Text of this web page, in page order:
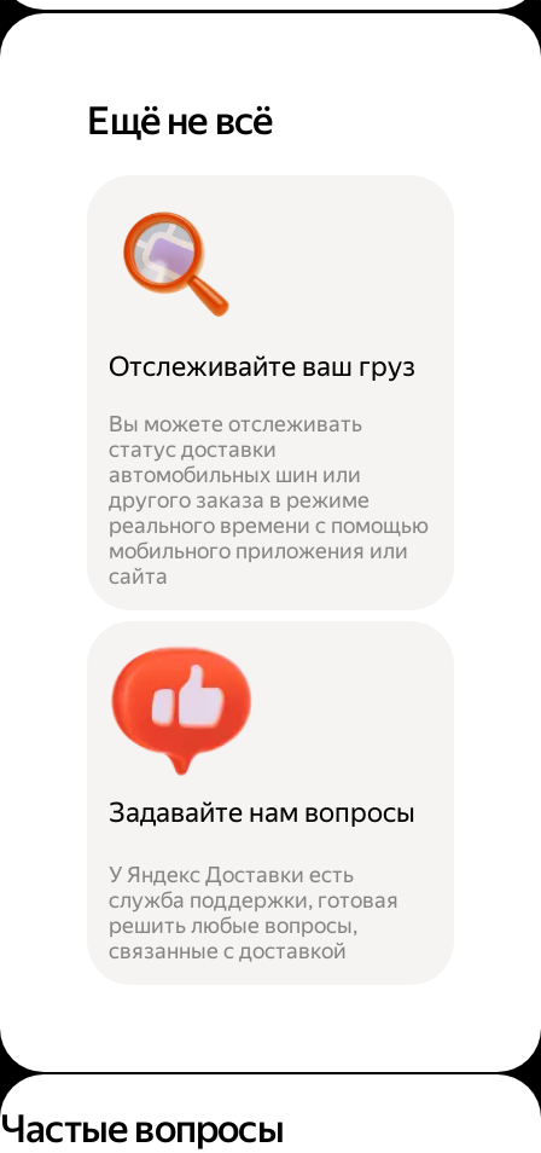
Ещё не всё
Отслеживайте ваш груз
Вы можете отслеживать
статус доставки
автомобильных шин или
другого заказа в режиме
реального времени с помощью
мобильного приложения или
сайта
Задавайте нам вопросы
У Яндекс Доставки есть
служба поддержки, готовая
решить любые вопросы,
связанные с доставкой
Частые вопросы